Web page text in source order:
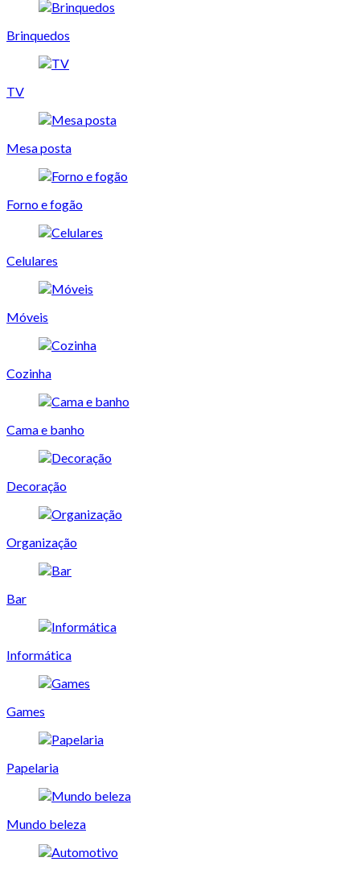
Brinquedos
TV
Mesa posta
Forno e fogão
Celulares
Móveis
Cozinha
Cama e banho
Decoração
Organização
Bar
Informática
Games
Papelaria
Mundo beleza